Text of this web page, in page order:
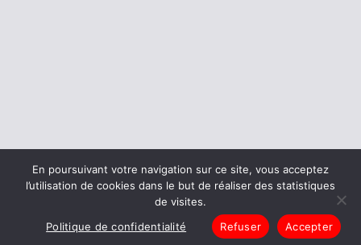
© 2026 Office Central de la Coopération à l'École
Mentions légales
Politique de confidentialité
L’histoire de I’OCCE
En poursuivant votre navigation sur ce site, vous acceptez
l’utilisation de cookies dans le but de réaliser des statistiques
de visites.
Accepter
Refuser
Politique de confidentialité